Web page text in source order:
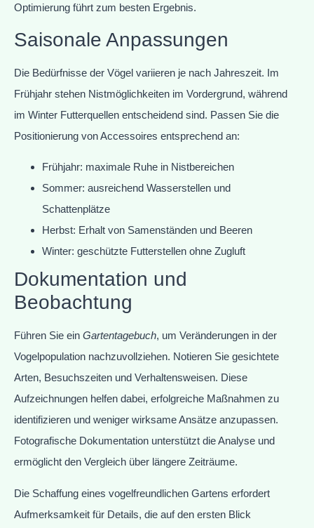
Optimierung führt zum besten Ergebnis.
Saisonale Anpassungen
Die Bedürfnisse der Vögel variieren je nach Jahreszeit. Im
Frühjahr stehen Nistmöglichkeiten im Vordergrund, während
im Winter Futterquellen entscheidend sind. Passen Sie die
Positionierung von Accessoires entsprechend an:
Frühjahr: maximale Ruhe in Nistbereichen
Sommer: ausreichend Wasserstellen und
Schattenplätze
Herbst: Erhalt von Samenständen und Beeren
Winter: geschützte Futterstellen ohne Zugluft
Dokumentation und
Beobachtung
Führen Sie ein Gartentagebuch, um Veränderungen in der
Vogelpopulation nachzuvollziehen. Notieren Sie gesichtete
Arten, Besuchszeiten und Verhaltensweisen. Diese
Aufzeichnungen helfen dabei, erfolgreiche Maßnahmen zu
identifizieren und weniger wirksame Ansätze anzupassen.
Fotografische Dokumentation unterstützt die Analyse und
ermöglicht den Vergleich über längere Zeiträume.
Die Schaffung eines vogelfreundlichen Gartens erfordert
Aufmerksamkeit für Details, die auf den ersten Blick